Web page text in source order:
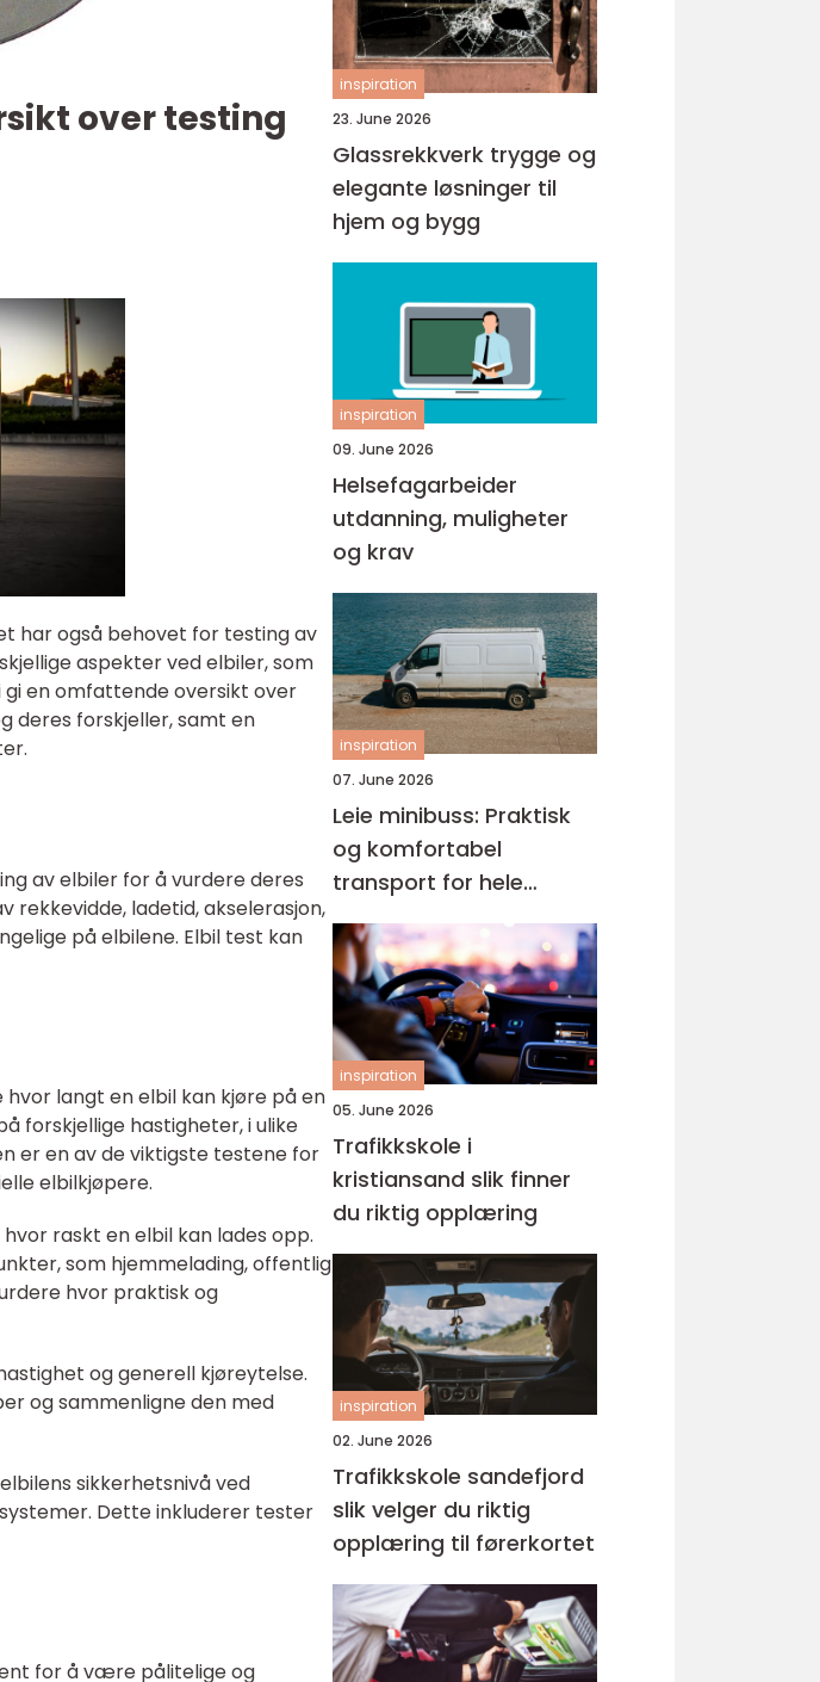
over testing
har også behovet for testing av
aspekter ved elbiler, som
gi en omfattende oversikt over
deres forskjeller, samt en
av elbiler for å vurdere deres
rekkevidde, ladetid, akselerasjon,
på elbilene. Elbil test kan
langt en elbil kan kjøre på en
forskjellige hastigheter, i ulike
er en av de viktigste testene for
elbilkjøpere.
raskt en elbil kan lades opp.
som hjemmelading, offentlig
hvor praktisk og
og generell kjøreytelse.
og sammenligne den med
sikkerhetsnivå ved
Dette inkluderer tester
for å være pålitelige og
inspiration
23. June 2026
Glassrekkverk trygge og
elegante løsninger til
hjem og bygg
inspiration
09. June 2026
Helsefagarbeider
utdanning, muligheter
og krav
inspiration
07. June 2026
Leie minibuss: Praktisk
og komfortabel
transport for hele
gruppen
inspiration
05. June 2026
Trafikkskole i
kristiansand slik finner
du riktig opplæring
inspiration
02. June 2026
Trafikkskole sandefjord
slik velger du riktig
opplæring til førerkortet